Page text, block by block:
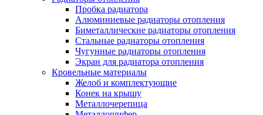
Пробка радиатора
Алюминиевые радиаторы отопления
Биметаллические радиаторы отопления
Стальные радиаторы отопления
Чугунные радиаторы отопления
Экран для радиатора отопления
Кровельные материалы
Желоб и комплектующие
Конек на крышу
Металлочерепица